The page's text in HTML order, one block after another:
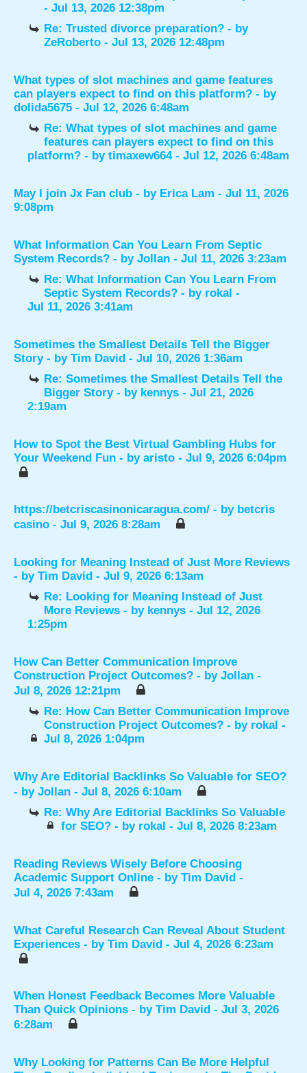
- Jul 13, 2026 12:38pm
Re: Trusted divorce preparation? - by
ZeRoberto - Jul 13, 2026 12:48pm
What types of slot machines and game features
can players expect to find on this platform? - by
dolida5675 - Jul 12, 2026 6:48am
Re: What types of slot machines and game
features can players expect to find on this
platform? - by timaxew664- Jul 12, 2026 6:48am
May I join Jx Fan club - by Erica Lam - Jul 11, 2026
9:08pm
What Information Can You Learn From Septic
System Records? - by Jollan - Jul 11, 2026 3:23am
Re: What Information Can You Learn From
Septic System Records? - by rokal -
Jul 11, 2026 3:41am
Sometimes the Smallest Details Tell the Bigger
Story - by Tim David - Jul 10, 2026 1:36am
Re: Sometimes the Smallest Details Tell the
Bigger Story - by kennys - Jul 21, 2026
2:19am
How to Spot the Best Virtual Gambling Hubs for
Your Weekend Fun - by aristo - Jul 9, 2026 6:04pm
https://betcriscasinonicaragua.com/ - by betcris
casino - Jul 9, 2026 8:28am
Looking for Meaning Instead of Just More Reviews
- by Tim David - Jul 9, 2026 6:13am
Re: Looking for Meaning Instead of Just
More Reviews - by kennys - Jul 12, 2026
1:25pm
How Can Better Communication Improve
Construction Project Outcomes? - by Jollan -
Jul 8, 2026 12:21pm
Re: How Can Better Communication Improve
Construction Project Outcomes? - by rokal -
Jul 8, 2026 1:04pm
Why Are Editorial Backlinks So Valuable for SEO?
- by Jollan - Jul 8, 2026 6:10am
Re: Why Are Editorial Backlinks So Valuable
for SEO? - by rokal - Jul 8, 2026 8:23am
Reading Reviews Wisely Before Choosing
Academic Support Online - by Tim David -
Jul 4, 2026 7:43am
What Careful Research Can Reveal About Student
Experiences - by Tim David - Jul 4, 2026 6:23am
When Honest Feedback Becomes More Valuable
Than Quick Opinions - by Tim David - Jul 3, 2026
6:28am
Why Looking for Patterns Can Be More Helpful